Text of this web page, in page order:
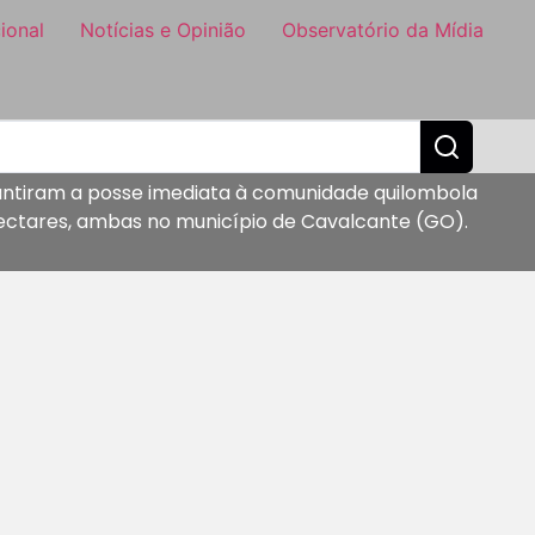
Notícias e Opinião Observatório da Mídia
a posse imediata à comunidade quilombola
ambas no município de Cavalcante (GO).